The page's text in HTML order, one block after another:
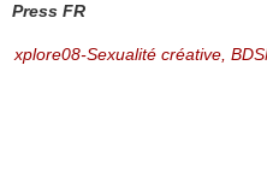
Press FR
xplore08-Sexualité créative,